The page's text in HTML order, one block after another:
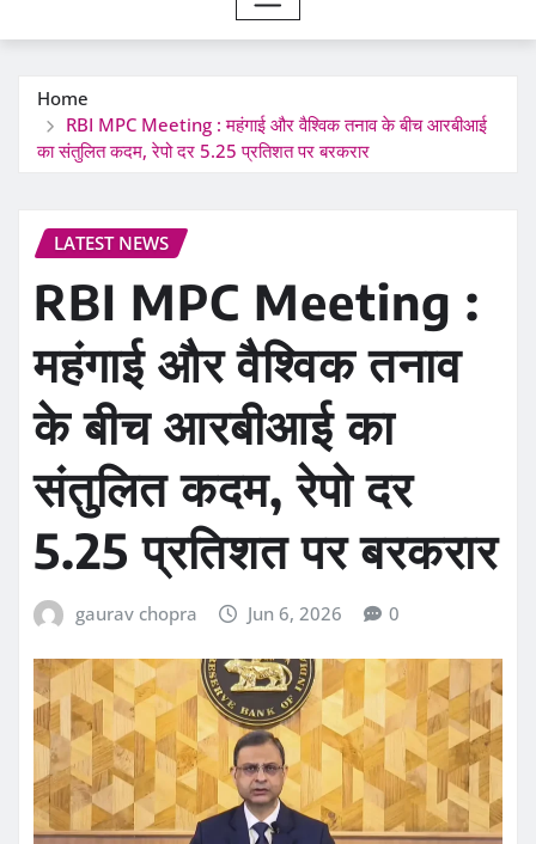
Home
RBI MPC Meeting : महंगाई और वैश्विक तनाव के बीच आरबीआई
का संतुलित कदम, रेपो दर 5.25 प्रतिशत पर बरकरार
LATEST NEWS
RBI MPC Meeting :
महंगाई और वैश्विक तनाव
के बीच आरबीआई का
संतुलित कदम, रेपो दर
5.25 प्रतिशत पर बरकरार
gaurav chopra Jun 6, 2026 0